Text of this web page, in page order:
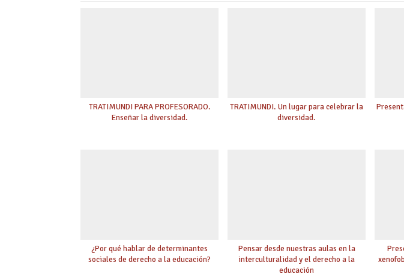
TRATIMUNDI PARA PROFESORADO.
Enseñar la diversidad.
TRATIMUNDI. Un lugar para celebrar la
diversidad.
¿Por qué hablar de determinantes
sociales de derecho a la educación?
Pensar desde nuestras aulas en la
interculturalidad y el derecho a la
educación